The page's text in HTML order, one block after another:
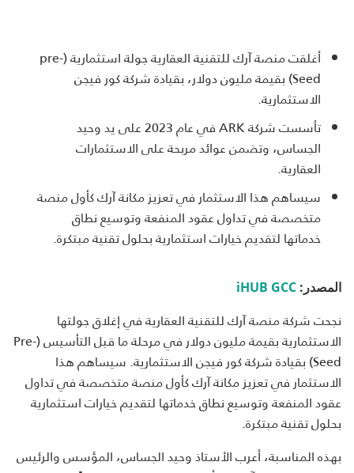
أغلقت منصة آرك للتقنية العقارية جولة استثمارية (pre-
Seed) بقيمة مليون دولار، بقيادة شركة كور فيجن
الاستثمارية.
تأسست شركة ARK في عام 2023 على يد وحيد
الجساس، وتضمن عوائد مربحة على الاستثمارات
العقارية.
سيساهم هذا الاستثمار في تعزيز مكانة آرك كأول منصة
متخصصة في تداول عقود المنفعة وتوسيع نطاق
خدماتها لتقديم خيارات استثمارية بحلول تقنية مبتكرة.
المصدر: iHUB GCC
نجحت شركة منصة آرك للتقنية العقارية في إغلاق جولتها
الاستثمارية بقيمة مليون دولار في مرحلة ما قبل التأسيس (Pre-
Seed) بقيادة شركة كور فيجن الاستثمارية. سيساهم هذا
الاستثمار في تعزيز مكانة آرك كأول منصة متخصصة في تداول
عقود المنفعة وتوسيع نطاق خدماتها لتقديم خيارات استثمارية
بحلول تقنية مبتكرة.
بهذه المناسبة، أعرب الأستاذ وحيد الجساس، المؤسس والرئيس